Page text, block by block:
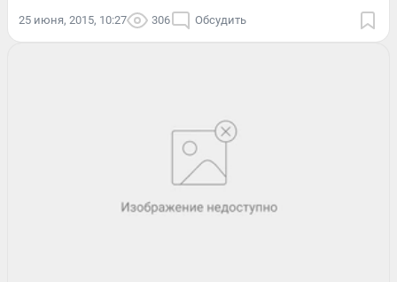
25 июня, 2015, 10:27 306 Обсудить